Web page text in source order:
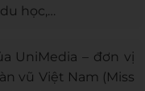
học,…
UniMedia – đơn vị
vũ Việt Nam (Miss